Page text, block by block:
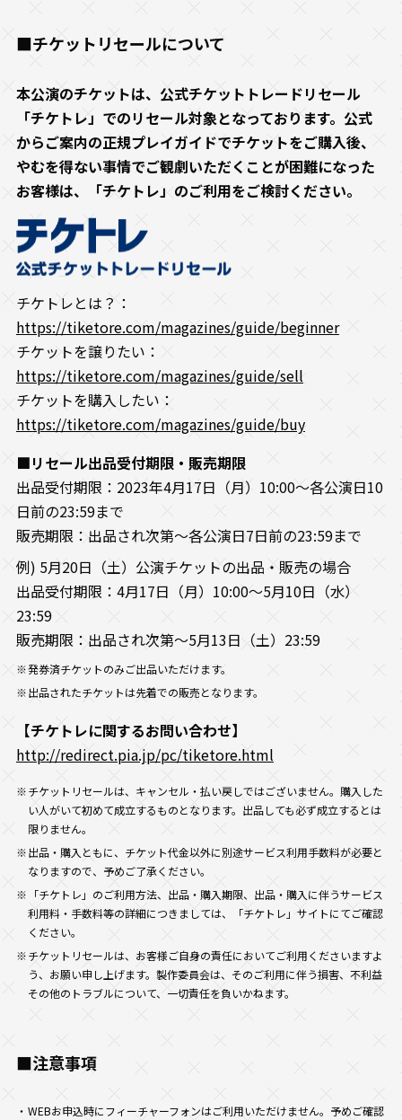
■チケットリセールについて
本公演のチケットは、公式チケットトレードリセール
「チケトレ」でのリセール対象となっております。公式
からご案内の正規プレイガイドでチケットをご購入後、
やむを得ない事情でご観劇いただくことが困難になった
お客様は、「チケトレ」のご利用をご検討ください。
チケトレとは？：
https://tiketore.com/magazines/guide/beginner
チケットを譲りたい：
https://tiketore.com/magazines/guide/sell
チケットを購入したい：
https://tiketore.com/magazines/guide/buy
■リセール出品受付期限・販売期限
出品受付期限：2023年4月17日（月）10:00～各公演日10
日前の23:59まで
販売期限：出品され次第～各公演日7日前の23:59まで
例) 5月20日（土）公演チケットの出品・販売の場合
出品受付期限：4月17日（月）10:00～5月10日（水）
23:59
販売期限：出品され次第～5月13日（土）23:59
発券済チケットのみご出品いただけます。
出品されたチケットは先着での販売となります。
【チケトレに関するお問い合わせ】
http://redirect.pia.jp/pc/tiketore.html
チケットリセールは、キャンセル・払い戻しではございません。購入した
い人がいて初めて成立するものとなります。出品しても必ず成立するとは
限りません。
出品・購入ともに、チケット代金以外に別途サービス利用手数料が必要と
なりますので、予めご了承ください。
「チケトレ」のご利用方法、出品・購入期限、出品・購入に伴うサービス
利用料・手数料等の詳細につきましては、「チケトレ」サイトにてご確認
ください。
チケットリセールは、お客様ご自身の責任においてご利用くださいますよ
う、お願い申し上げます。製作委員会は、そのご利用に伴う損害、不利益
その他のトラブルについて、一切責任を負いかねます。
■注意事項
WEBお申込時にフィーチャーフォンはご利用いただけません。予めご確認